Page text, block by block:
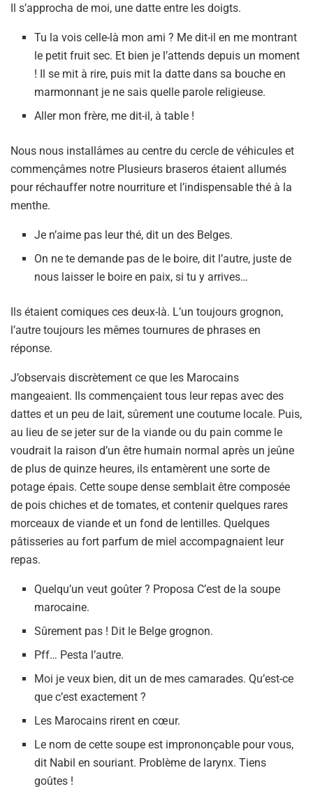
Il s’approcha de moi, une datte entre les doigts.
Tu la vois celle-là mon ami ? Me dit-il en me montrant
le petit fruit sec. Et bien je l’attends depuis un moment
! Il se mit à rire, puis mit la datte dans sa bouche en
marmonnant je ne sais quelle parole religieuse.
Aller mon frère, me dit-il, à table !
Nous nous installâmes au centre du cercle de véhicules et
commençâmes notre Plusieurs braseros étaient allumés
pour réchauffer notre nourriture et l’indispensable thé à la
menthe.
Je n’aime pas leur thé, dit un des Belges.
On ne te demande pas de le boire, dit l’autre, juste de
nous laisser le boire en paix, si tu y arrives…
Ils étaient comiques ces deux-là. L’un toujours grognon,
l’autre toujours les mêmes tournures de phrases en
réponse.
J’observais discrètement ce que les Marocains
mangeaient. Ils commençaient tous leur repas avec des
dattes et un peu de lait, sûrement une coutume locale. Puis,
au lieu de se jeter sur de la viande ou du pain comme le
voudrait la raison d’un être humain normal après un jeûne
de plus de quinze heures, ils entamèrent une sorte de
potage épais. Cette soupe dense semblait être composée
de pois chiches et de tomates, et contenir quelques rares
morceaux de viande et un fond de lentilles. Quelques
pâtisseries au fort parfum de miel accompagnaient leur
repas.
Quelqu’un veut goûter ? Proposa C’est de la soupe
marocaine.
Sûrement pas ! Dit le Belge grognon.
Pff… Pesta l’autre.
Moi je veux bien, dit un de mes camarades. Qu’est-ce
que c’est exactement ?
Les Marocains rirent en cœur.
Le nom de cette soupe est imprononçable pour vous,
dit Nabil en souriant. Problème de larynx. Tiens
goûtes !